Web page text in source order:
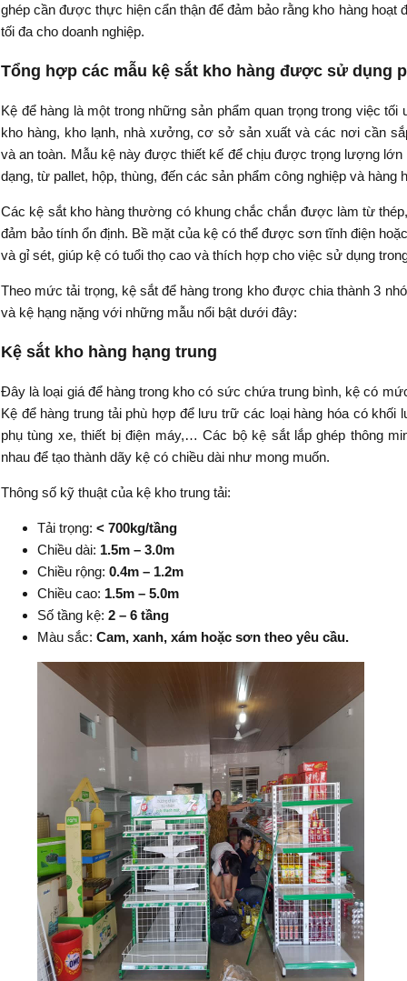
ghép cần được thực hiện cẩn thận để đảm bảo rằng kho hàng hoạt
tối đa cho doanh nghiệp.
Tổng hợp các mẫu kệ sắt kho hàng được sử dụng
Kệ để hàng là một trong những sản phẩm quan trọng trong việc
kho hàng, kho lạnh, nhà xưởng, cơ sở sản xuất và các nơi cần
và an toàn. Mẫu kệ này được thiết kế để chịu được trọng lượng
dạng, từ pallet, hộp, thùng, đến các sản phẩm công nghiệp và hàng
Các kệ sắt kho hàng thường có khung chắc chắn được làm từ
đảm bảo tính ổn định. Bề mặt của kệ có thể được sơn tĩnh điện
và gỉ sét, giúp kệ có tuổi thọ cao và thích hợp cho việc sử dụng
Theo mức tải trọng, kệ sắt để hàng trong kho được chia thành 3
và kệ hạng nặng với những mẫu nổi bật dưới đây:
Kệ sắt kho hàng hạng trung
Đây là loại giá để hàng trong kho có sức chứa trung bình, kệ có
Kệ để hàng trung tải phù hợp để lưu trữ các loại hàng hóa có
phụ tùng xe, thiết bị điện máy,… Các bộ kệ sắt lắp ghép thông
nhau để tạo thành dãy kệ có chiều dài như mong muốn.
Thông số kỹ thuật của kệ kho trung tải:
Tải trọng: < 700kg/tầng
Chiều dài: 1.5m – 3.0m
Chiều rộng: 0.4m – 1.2m
Chiều cao: 1.5m – 5.0m
Số tầng kệ: 2 – 6 tầng
Màu sắc: Cam, xanh, xám hoặc sơn theo yêu cầu.